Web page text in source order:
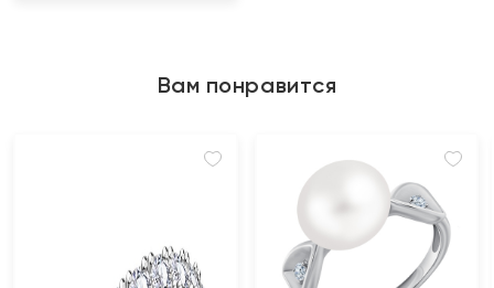
Вам понравится